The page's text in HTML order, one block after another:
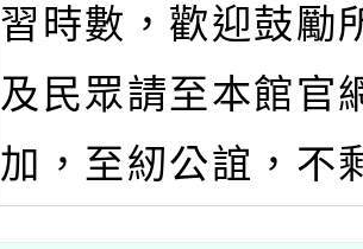
習時數，歡迎鼓勵
及民眾請至本館官
加，至紉公誼，不